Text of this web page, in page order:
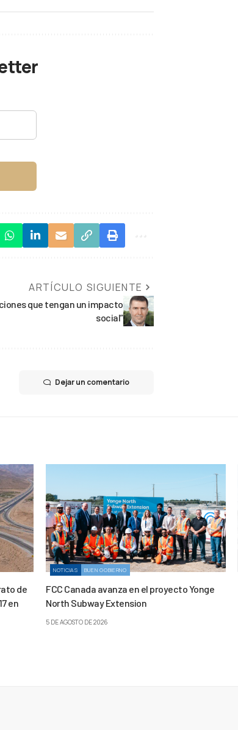
ARTÍCULO SIGUIENTE
que tengan un impacto
social”
Dejar un comentario
de
en
NOTICIAS BUEN GOBIERNO
FCC Canada avanza en el proyecto Yonge
North Subway Extension
5 DE AGOSTO DE 2026